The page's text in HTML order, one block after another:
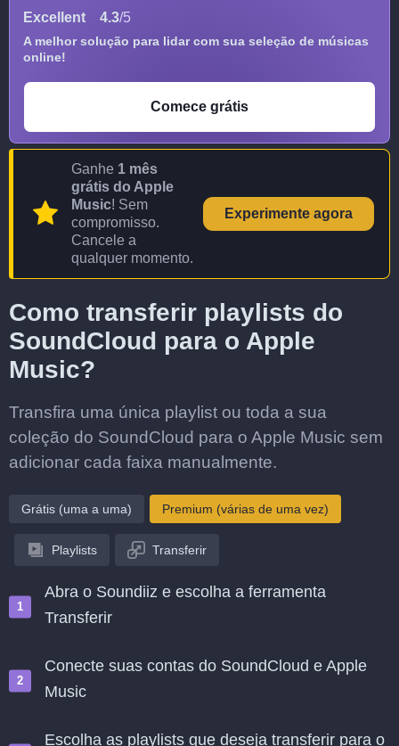
Excellent 4.3/5
A melhor solução para lidar com sua seleção de músicas
online!
Comece grátis
Ganhe 1 mês
grátis do Apple
Music! Sem
compromisso.
Cancele a
qualquer momento.
Experimente agora
Como transferir playlists do
SoundCloud para o Apple
Music?
Transfira uma única playlist ou toda a sua
coleção do SoundCloud para o Apple Music sem
adicionar cada faixa manualmente.
Grátis (uma a uma) Premium (várias de uma vez)
Playlists Transferir
Abra o Soundiiz e escolha a ferramenta
Transferir
Conecte suas contas do SoundCloud e Apple
Music
Escolha as playlists que deseja transferir para o